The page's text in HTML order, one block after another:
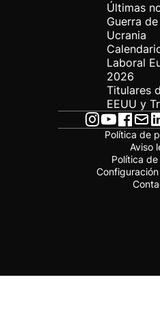
Últimas
Guerra de
Ucrania
Laboral
2026
Titulares
EEUU y
Política de
Aviso
Política